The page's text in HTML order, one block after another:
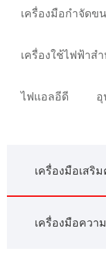
เครื่องมือกำจัดขน
เครื่องใช้ไฟฟ้าส
ไฟแอลอีดี
เครื่องมือเสริ
เครื่องมือควา